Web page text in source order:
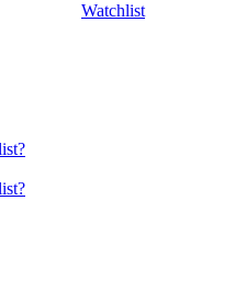
Watchlist